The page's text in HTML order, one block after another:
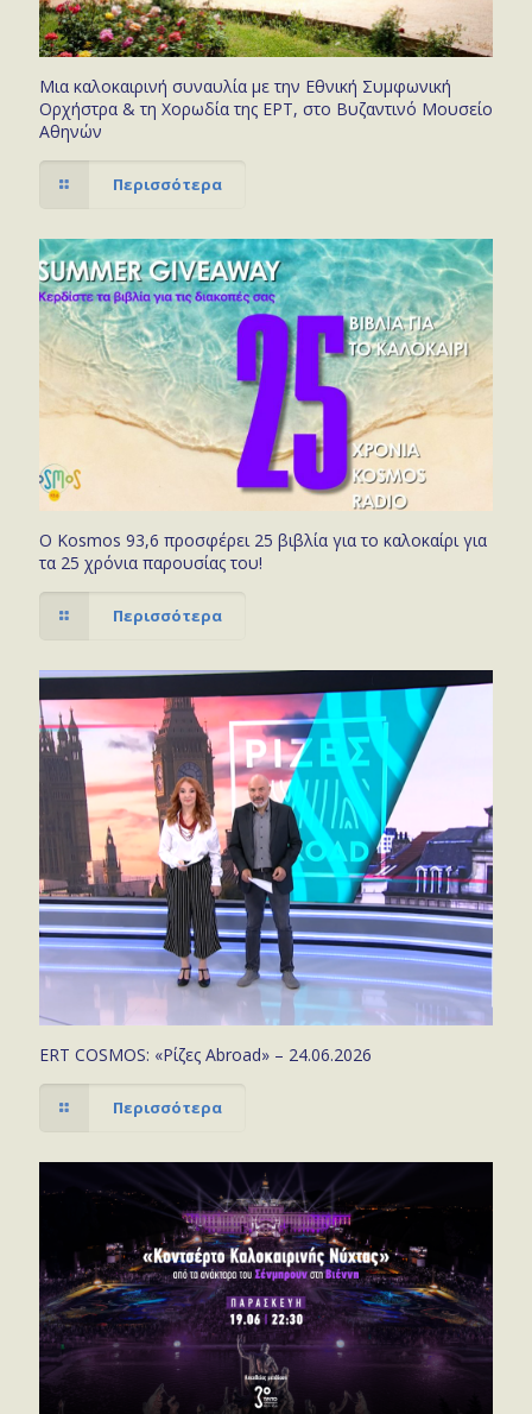
Μια καλοκαιρινή συναυλία με την Εθνική Συμφωνική
Ορχήστρα & τη Χορωδία της ΕΡΤ, στο Βυζαντινό Μουσείο
Αθηνών
Περισσότερα
Ο Kosmos 93,6 προσφέρει 25 βιβλία για το καλοκαίρι για
τα 25 χρόνια παρουσίας του!
Περισσότερα
ERT COSMOS: «Ρίζες Abroad» – 24.06.2026
Περισσότερα